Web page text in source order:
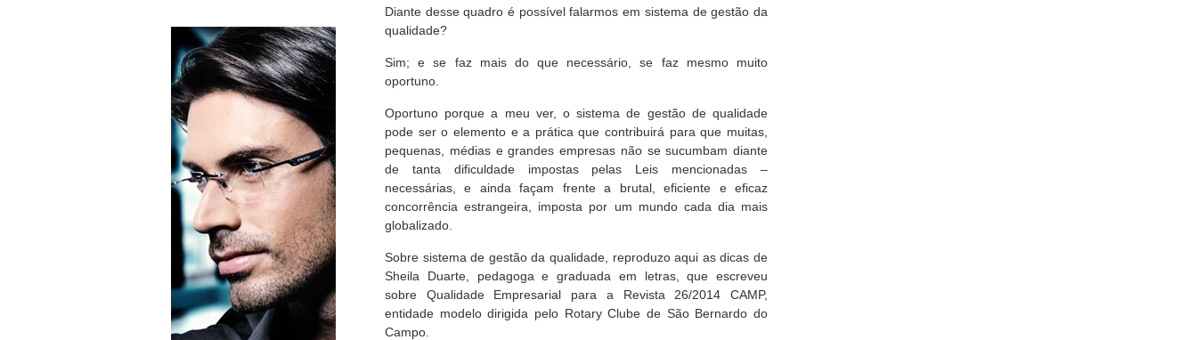
Diante desse quadro é possível falarmos em sistema de gestão da
qualidade?
Sim; e se faz mais do que necessário, se faz mesmo muito
oportuno.
Oportuno porque a meu ver, o sistema de gestão de qualidade
pode ser o elemento e a prática que contribuirá para que muitas,
pequenas, médias e grandes empresas não se sucumbam diante
de tanta dificuldade impostas pelas Leis mencionadas –
necessárias, e ainda façam frente a brutal, eficiente e eficaz
concorrência estrangeira, imposta por um mundo cada dia mais
globalizado.
Sobre sistema de gestão da qualidade, reproduzo aqui as dicas de
Sheila Duarte, pedagoga e graduada em letras, que escreveu
sobre Qualidade Empresarial para a Revista 26/2014 CAMP,
entidade modelo dirigida pelo Rotary Clube de São Bernardo do
Campo.